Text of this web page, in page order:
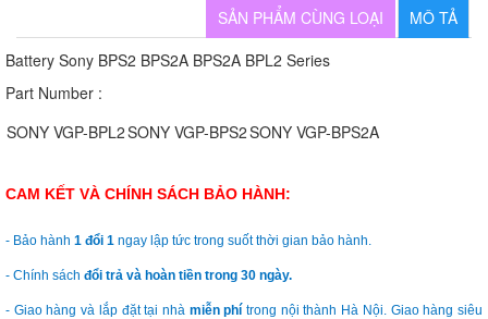
MÔ TẢ
SẢN PHẨM CÙNG LOẠI
Battery Sony BPS2 BPS2A BPS2A BPL2 Series
Part Number :
SONY VGP-BPL2SONY VGP-BPS2SONY VGP-BPS2A
CAM KẾT VÀ CHÍNH SÁCH BẢO HÀNH:
- Bảo hành 1 đổi 1 ngay lập tức trong suốt thời gian bảo hành.
- Chính sách đổi trả và hoàn tiền trong 30 ngày.
- Giao hàng và lắp đặt tại nhà miễn phí trong nội thành Hà Nội. Giao hàng siêu